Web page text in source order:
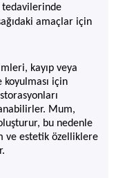
amaçlar için
kayıp veya
için
Mum,
bu nedenle
ve estetik özelliklere